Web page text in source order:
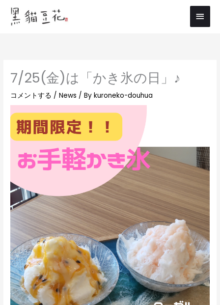
メ
イ
7/25(金)は「かき氷の日」♪
コメントする /News / Bykuroneko-douhua